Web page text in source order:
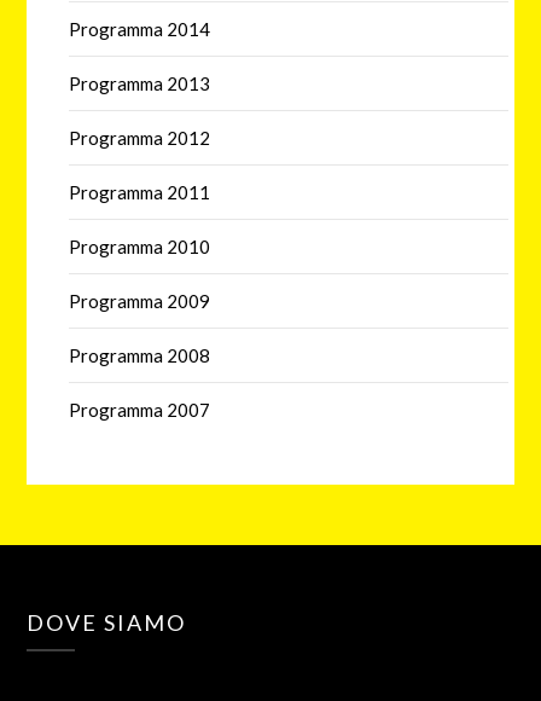
Programma 2014
Programma 2013
Programma 2012
Programma 2011
Programma 2010
Programma 2009
Programma 2008
Programma 2007
DOVE SIAMO